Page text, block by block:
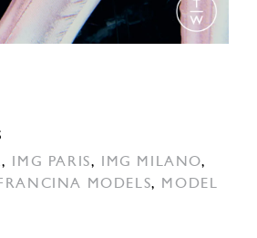
, IMG PARIS, IMG MILANO,
MODELS, MODEL